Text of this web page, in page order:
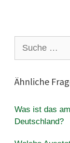
nach:
Ähnliche
Was ist das
Deutschland?